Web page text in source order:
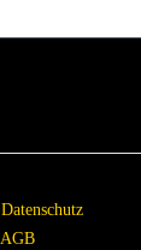
Datenschutz
AGB